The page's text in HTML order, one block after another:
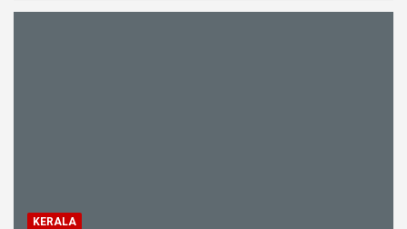
KERALA